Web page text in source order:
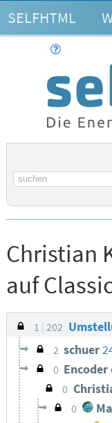
SELFHTML
Suchbegriff
Christian
auf
1 202
2 schuer
0
0
0